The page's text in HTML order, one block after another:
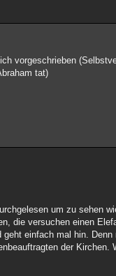
vorgeschrieben
tat)
um zu sehen
die versuchen einen
einfach mal hin.
der